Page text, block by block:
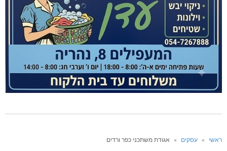
ראשי » עסקים » אגודת משתכני כפר ורדים